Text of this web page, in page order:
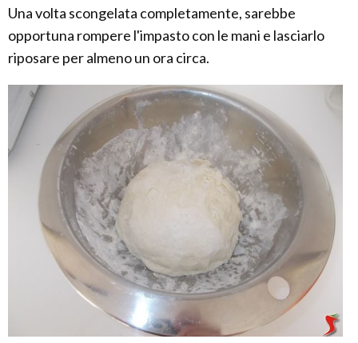
Una volta scongelata completamente, sarebbe
opportuna rompere l'impasto con le mani e lasciarlo
riposare per almeno un ora circa.